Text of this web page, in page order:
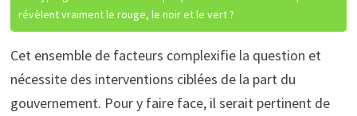
révèlent vraiment le rouge, le noir et le vert ?
Cet ensemble de facteurs complexifie la question et
nécessite des interventions ciblées de la part du
gouvernement. Pour y faire face, il serait pertinent de